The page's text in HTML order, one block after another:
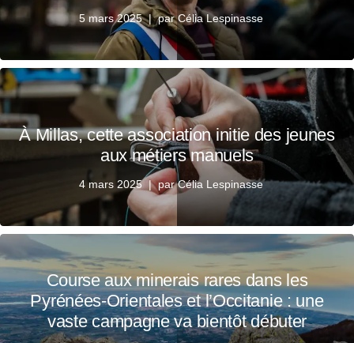
5 mars 2025 parCélia Lespinasse
À Millas, cette association initie des jeunes
aux métiers manuels
4 mars 2025 parCélia Lespinasse
Course aux minerais rares dans les
Pyrénées-Orientales et l’Occitanie : une
vaste campagne va bientôt débuter